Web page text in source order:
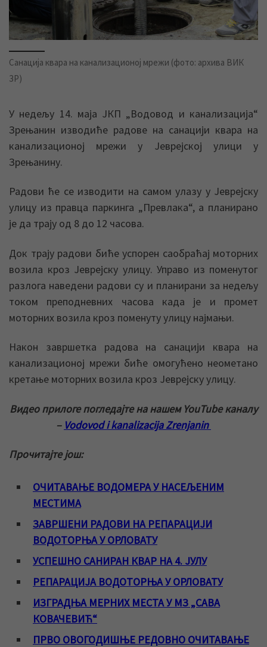
Санација квара на канализационој мрежи (фото: архива ВИК
ЗР)
У недељу 14. маја ЈКП „Водовод и канализација“
Зрењанин изводиће радове на санацији квара на
канализационој мрежи у Јеврејској улици у
Зрењанину.
Радови ће се изводити на самом улазу у Јеврејску
улицу из правца паркинга „Превлака“, а планирано
је да трају од 8 до 12 часова.
Док трају радови биће успорен саобраћај моторних
возила кроз Јеврејску улицу. Управо из поменутог
разлога наведени радови су и планирани за недељу
током преподневних часова када је и промет
моторних возила кроз поменуту улицу најмањи.
Након завршетка радова на санацији квара на
канализационој мрежи биће омогућено неометано
кретање моторних возила кроз Јеврејску улицу.
Видео прилоге погледајте на нашем YouTube каналу
– Vodovod i kanalizacija Zrenjanin
Прочитајте још:
ОЧИТАВАЊЕ ВОДОМЕРА У НАСЕЉЕНИМ
МЕСТИМА
ЗАВРШЕНИ РАДОВИ НА РЕПАРАЦИЈИ
ВОДОТОРЊА У ОРЛОВАТУ
УСПЕШНО САНИРАН КВАР НА 4. ЈУЛУ
РЕПАРАЦИЈА ВОДОТОРЊА У ОРЛОВАТУ
ИЗГРАДЊА МЕРНИХ МЕСТА У МЗ „САВА
КОВАЧЕВИЋ“
ПРВО ОВОГОДИШЊЕ РЕДОВНО ОЧИТАВАЊЕ